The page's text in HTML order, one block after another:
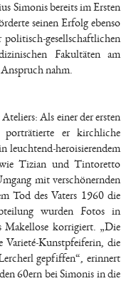
Simonis bereits im Ersten
seinen Erfolg ebenso
gesellschaftlichen
Fakultäten am
nahm.
Als einer der ersten
porträtierte er kirchliche
leuchtend-heroisierendem
wie Tizian und Tintoretto
mit verschönernden
Tod des Vaters 1960 die
wurden Fotos in
Makellose korrigiert. „Die
Varieté-Kunstpfeiferin, die
gepfiffen“, erinnert
60ern bei Simonis in die